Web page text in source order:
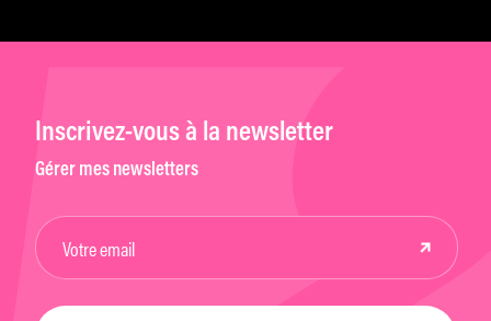
Inscrivez-vous à la newsletter
Gérer mes newsletters